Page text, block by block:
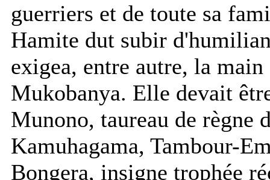
guerriers et de toute sa
Hamite dut subir
exigea, entre autre, la
Mukobanya. Elle devait
Munono, taureau de
Kamuhagama, Tambour-
Bongera, insigne trophée